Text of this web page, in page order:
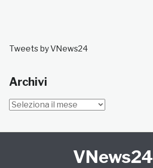
Tweets by VNews24
Archivi
Archivi
VNews24